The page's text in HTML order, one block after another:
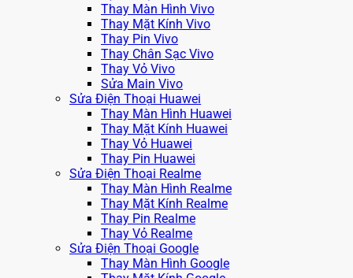
Thay Màn Hình Vivo
Thay Mặt Kính Vivo
Thay Pin Vivo
Thay Chân Sạc Vivo
Thay Vỏ Vivo
Sửa Main Vivo
Sửa Điện Thoại Huawei
Thay Màn Hình Huawei
Thay Mặt Kính Huawei
Thay Vỏ Huawei
Thay Pin Huawei
Sửa Điện Thoại Realme
Thay Màn Hình Realme
Thay Mặt Kính Realme
Thay Pin Realme
Thay Vỏ Realme
Sửa Điện Thoại Google
Thay Màn Hình Google